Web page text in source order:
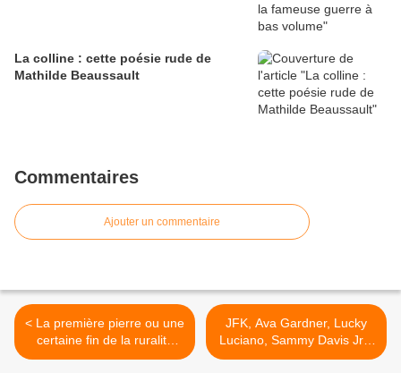
La colline : cette poésie rude de
Mathilde Beaussault
Commentaires
Ajouter un commentaire
< La première pierre ou une
certaine fin de la ruralité
française
JFK, Ava Gardner, Lucky
Luciano, Sammy Davis Jr...
dans Sinatra et la mafia >